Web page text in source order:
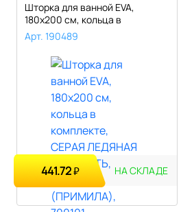
Шторка для ванной EVA,
180х200 см, кольца в
комплекте, ..
Арт. 190489
441.72₽ НА СКЛАДЕ